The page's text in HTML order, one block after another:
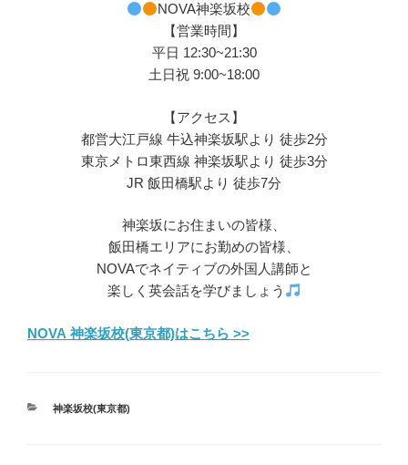
NOVA神楽坂校
【営業時間】
平日 12:30~21:30
土日祝 9:00~18:00
【アクセス】
都営大江戸線 牛込神楽坂駅より 徒歩2分
東京メトロ東西線 神楽坂駅より 徒歩3分
JR 飯田橋駅より 徒歩7分
神楽坂にお住まいの皆様、
飯田橋エリアにお勤めの皆様、
NOVAでネイティブの外国人講師と
楽しく英会話を学びましょう
NOVA 神楽坂校(東京都)はこちら >>
カ
神楽坂校(東京都)